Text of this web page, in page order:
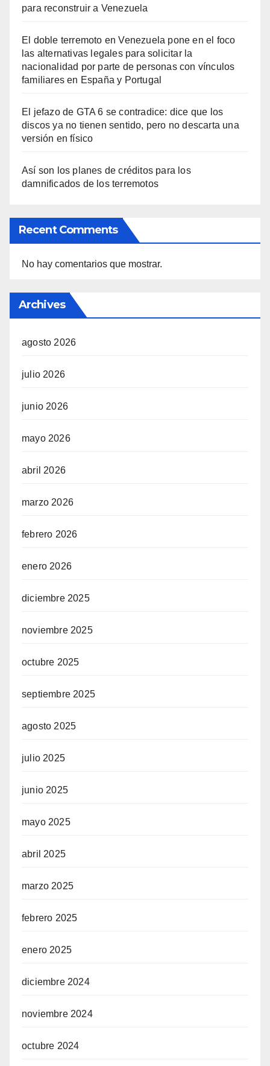
para reconstruir a Venezuela
El doble terremoto en Venezuela pone en el foco
las alternativas legales para solicitar la
nacionalidad por parte de personas con vínculos
familiares en España y Portugal
El jefazo de GTA 6 se contradice: dice que los
discos ya no tienen sentido, pero no descarta una
versión en físico
Así son los planes de créditos para los
damnificados de los terremotos
Recent Comments
No hay comentarios que mostrar.
Archives
agosto 2026
julio 2026
junio 2026
mayo 2026
abril 2026
marzo 2026
febrero 2026
enero 2026
diciembre 2025
noviembre 2025
octubre 2025
septiembre 2025
agosto 2025
julio 2025
junio 2025
mayo 2025
abril 2025
marzo 2025
febrero 2025
enero 2025
diciembre 2024
noviembre 2024
octubre 2024